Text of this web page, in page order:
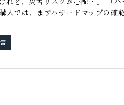
では、まずハザードマップの確